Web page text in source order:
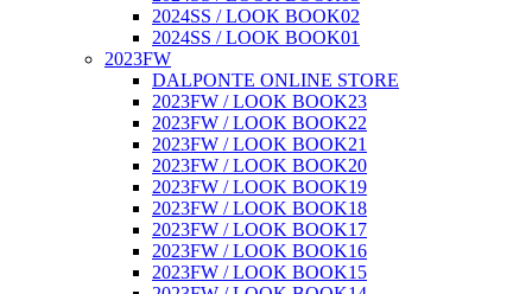
2024SS / LOOK BOOK02
2024SS / LOOK BOOK01
2023FW
DALPONTE ONLINE STORE
2023FW / LOOK BOOK23
2023FW / LOOK BOOK22
2023FW / LOOK BOOK21
2023FW / LOOK BOOK20
2023FW / LOOK BOOK19
2023FW / LOOK BOOK18
2023FW / LOOK BOOK17
2023FW / LOOK BOOK16
2023FW / LOOK BOOK15